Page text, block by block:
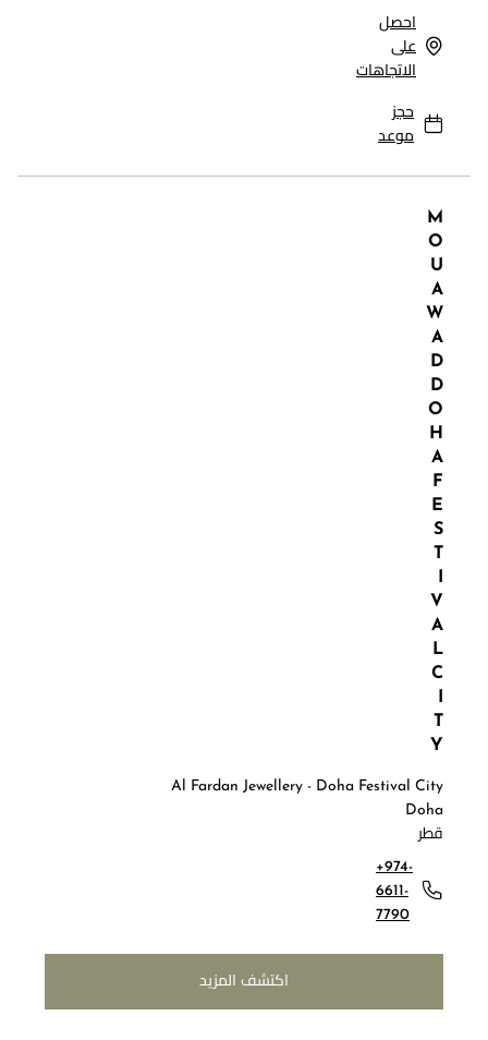
احصل
على
الاتجاهات
حجز
موعد
M
O
U
A
W
A
D
D
O
H
A
F
E
S
T
V
A
L
C
T
Y
Al Fardan Jewellery - Doha Festival City
Doha
قطر
+974-
6611-
7790
اكتشف المزيد